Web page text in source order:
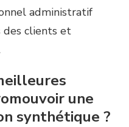
administratif
des clients et
une
synthétique ?